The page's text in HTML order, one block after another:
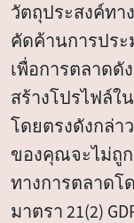
วัตถุประสงค์ท
คัดค้านการปร
เพื่อการตลาดดั
สร้างโปรไฟล์ใ
โดยตรงดังกล่
ของคุณจะไม่ถู
ทางการตลาดโ
มาตรา 21(2)